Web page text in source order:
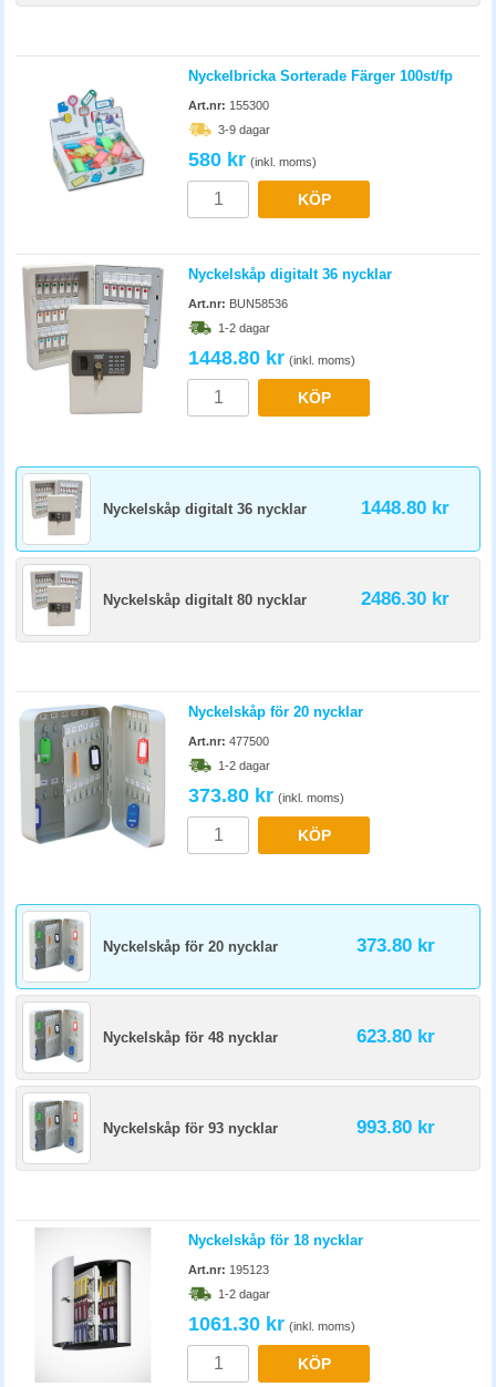
Nyckelbricka Sorterade Färger 100st/fp
Art.nr: 155300
3-9 dagar
580 kr (inkl. moms)
KÖP
Nyckelskåp digitalt 36 nycklar
Art.nr: BUN58536
1-2 dagar
1448.80 kr (inkl. moms)
KÖP
Nyckelskåp digitalt 36 nycklar 1448.80 kr
Nyckelskåp digitalt 80 nycklar 2486.30 kr
Nyckelskåp för 20 nycklar
Art.nr: 477500
1-2 dagar
373.80 kr (inkl. moms)
KÖP
Nyckelskåp för 20 nycklar 373.80 kr
Nyckelskåp för 48 nycklar 623.80 kr
Nyckelskåp för 93 nycklar 993.80 kr
Nyckelskåp för 18 nycklar
Art.nr: 195123
1-2 dagar
1061.30 kr (inkl. moms)
KÖP